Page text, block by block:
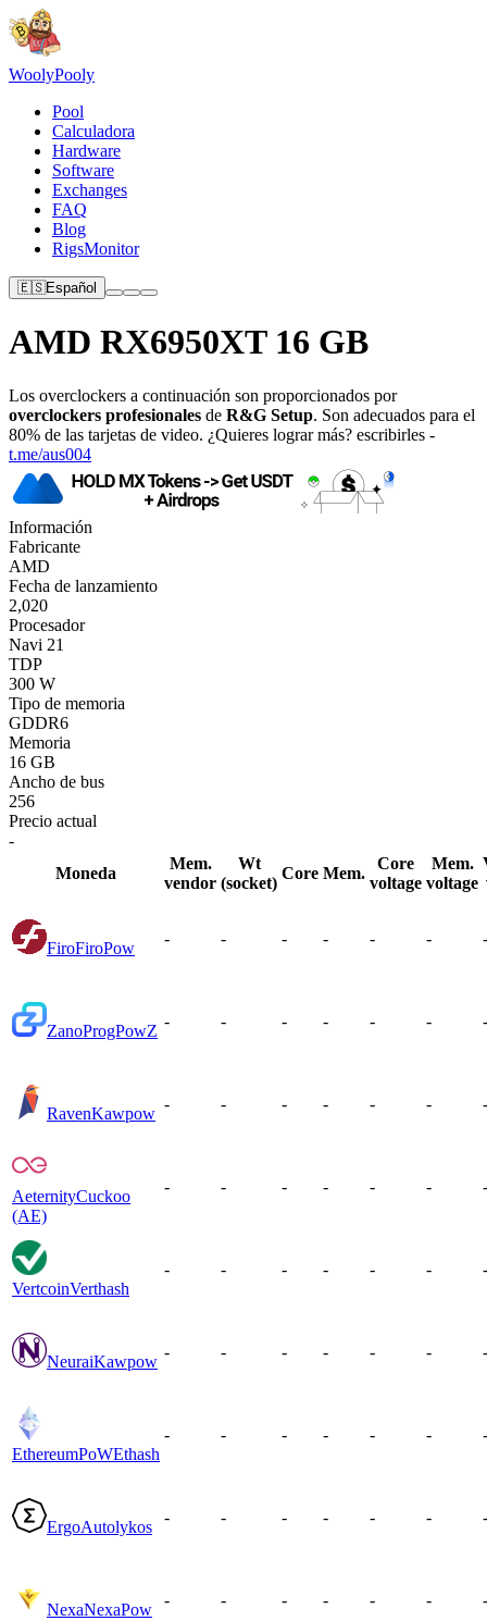
WoolyPooly
Pool
Calculadora
Hardware
Software
Exchanges
FAQ
Blog
RigsMonitor
🇪🇸Español
AMD RX6950XT 16 GB
Los overclockers a continuación son proporcionados por
overclockers profesionales de R&G Setup. Son adecuados para el
80% de las tarjetas de video. ¿Quieres lograr más? escribirles -
t.me/aus004
Información
Fabricante
AMD
Fecha de lanzamiento
2,020
Procesador
Navi 21
TDP
300 W
Tipo de memoria
GDDR6
Memoria
16 GB
Ancho de bus
256
Precio actual
-
Moneda
Mem.
vendor
Wt
(socket)
Core Mem.
Core
voltage
Mem.
voltage
FiroFiroPow
- - - - - - -
ZanoProgPowZ
- - - - - - -
RavenKawpow
- - - - - - -
AeternityCuckoo
(AE)
- - - - - - -
VertcoinVerthash
- - - - - - -
NeuraiKawpow
- - - - - - -
EthereumPoWEthash
- - - - - - -
ErgoAutolykos
- - - - - - -
NexaNexaPow
- - - - - - -